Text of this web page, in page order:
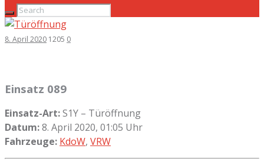
8. April 2020 1205 0
Einsatz 089
Einsatz-Art:S1Y – Türöffnung
Datum:8. April 2020, 01:05 Uhr
Fahrzeuge: KdoW, VRW